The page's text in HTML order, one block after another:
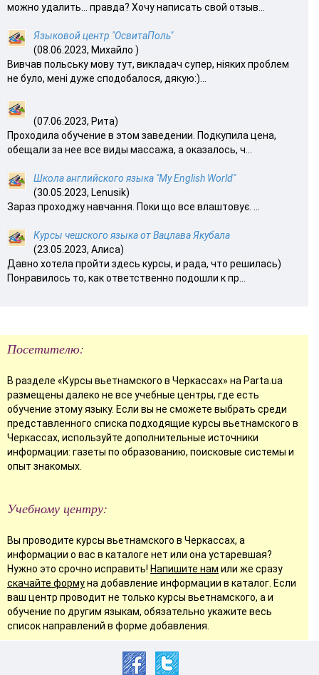
можно удалить… правда? Хочу написать свой отзыв...
Языковой центр "ОсвитаПоль"
(08.06.2023, Михайло )
Вивчав польську мову тут, викладач супер, ніяких проблем
не було, мені дуже сподобалося, дякую:)...
(07.06.2023, Рита)
Проходила обучение в этом заведении. Подкупила цена,
обещали за нее все виды массажа, а оказалось, ч...
Школа английского языка "My English World"
(30.05.2023, Lenusik)
Зараз проходжу навчання. Поки що все влаштовує. ...
Курсы чешского языка от Вацлава Якубала
(23.05.2023, Алиса)
Давно хотела пройти здесь курсы, и рада, что решилась)
Понравилось то, как ответственно подошли к пр...
Посетителю:
В разделе «Курсы вьетнамского в Черкассах» на Parta.ua
размещены далеко не все учебные центры, где есть
обучение этому языку. Если вы не сможете выбрать среди
представленного списка подходящие курсы вьетнамского в
Черкассах, используйте дополнительные источники
информации: газеты по образованию, поисковые системы и
опыт знакомых.
Учебному центру:
Вы проводите курсы вьетнамского в Черкассах, а
информации о вас в каталоге нет или она устаревшая?
Нужно это срочно исправить! Напишите нам или же сразу
скачайте формуна добавление информации в каталог. Если
ваш центр проводит не только курсы вьетнамского, а и
обучение по другим языкам, обязательно укажите весь
список направлений в форме добавления.